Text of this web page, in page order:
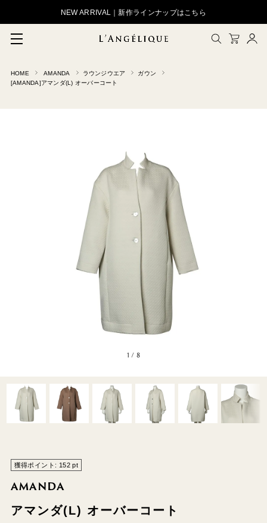
NEW ARRIVAL｜新作ラインナップはこちら
HOME AMANDA ラウンジウエア
ガウン
[AMANDA]アマンダ(L) オーバーコート
1 / 8
獲得ポイント: 152 pt
AMANDA
アマンダ(L) オーバーコート